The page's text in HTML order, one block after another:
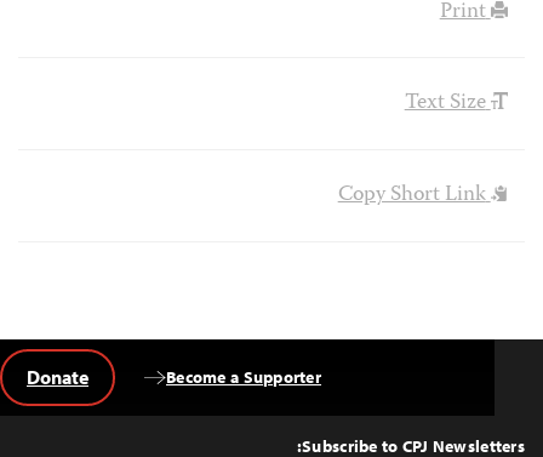
Print
Text Size
Copy Short Link
Top
Subscribe to CPJ Newsletters:
Become a Supporter
Donate